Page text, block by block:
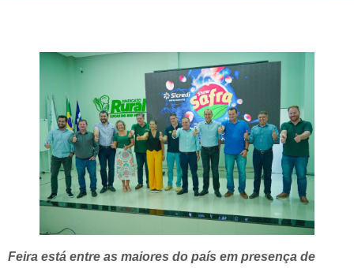
Feira está entre as maiores do país em presença de